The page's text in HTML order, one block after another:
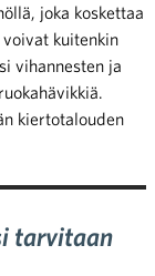
joka koskettaa
kuitenkin
vihannesten ja
kiertotalouden
tarvitaan